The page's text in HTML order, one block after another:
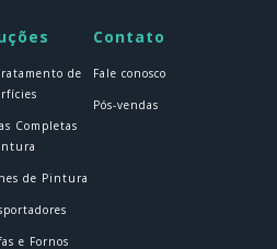
Contato
de
Completas
de Pintura
e Fornos
Fale conosco
Pós-vendas